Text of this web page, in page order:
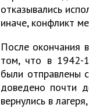
отказывались
иначе, конфликт
После окончания
том, что в 1942-
были отправлены
доведено почти
вернулись в